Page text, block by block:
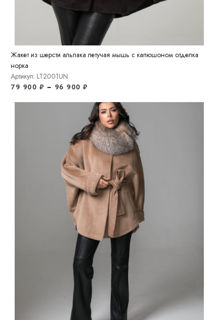
Жакет из шерсти альпака летучая мышь с капюшоном отделка
норка
Артикул: LT2001UN
79 900 ₽ – 96 900₽